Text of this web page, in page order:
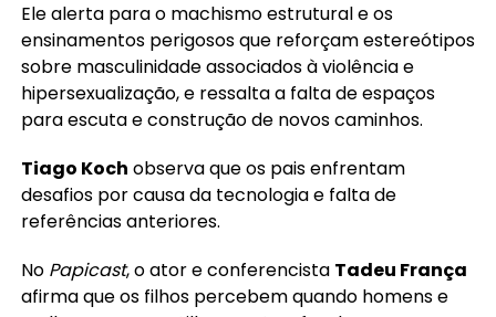
Ele alerta para o machismo estrutural e os
ensinamentos perigosos que reforçam estereótipos
sobre masculinidade associados à violência e
hipersexualização, e ressalta a falta de espaços
para escuta e construção de novos caminhos.
Tiago Koch observa que os pais enfrentam
desafios por causa da tecnologia e falta de
referências anteriores.
No Papicast, o ator e conferencista Tadeu França
afirma que os filhos percebem quando homens e